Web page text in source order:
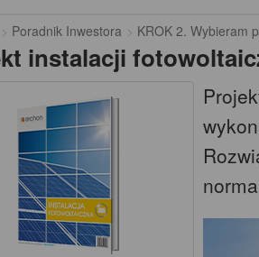
Poradnik Inwestora KROK 2. Wybieram
instalacji